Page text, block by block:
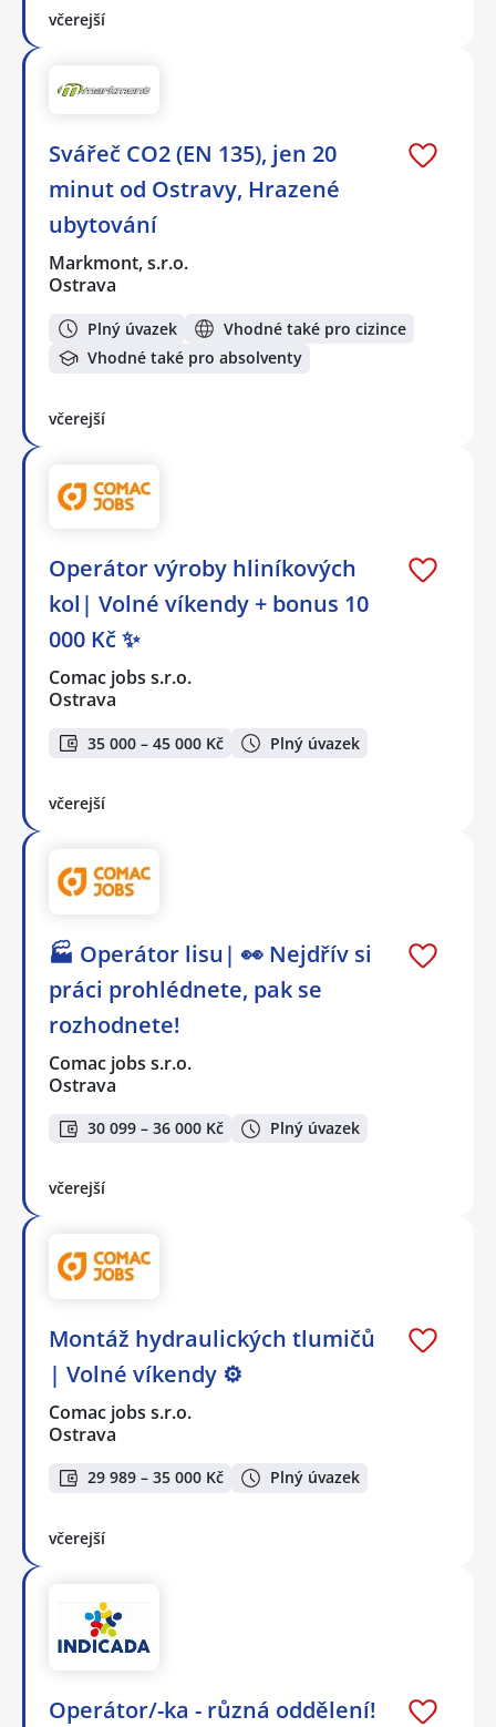
včerejší
Svářeč CO2 (EN 135), jen 20
minut od Ostravy, Hrazené
ubytování
Markmont, s.r.o.
Ostrava
Plný úvazek
Vhodné také pro cizince
Vhodné také pro absolventy
včerejší
Operátor výroby hliníkových
kol| Volné víkendy + bonus 10
000 Kč ✨
Comac jobs s.r.o.
Ostrava
35 000 – 45 000 Kč Plný úvazek
včerejší
🏭 Operátor lisu| 👀 Nejdřív si
práci prohlédnete, pak se
rozhodnete!
Comac jobs s.r.o.
Ostrava
30 099 – 36 000 Kč Plný úvazek
včerejší
Montáž hydraulických tlumičů
| Volné víkendy ⚙️
Comac jobs s.r.o.
Ostrava
29 989 – 35 000 Kč Plný úvazek
včerejší
Operátor/-ka - různá oddělení!